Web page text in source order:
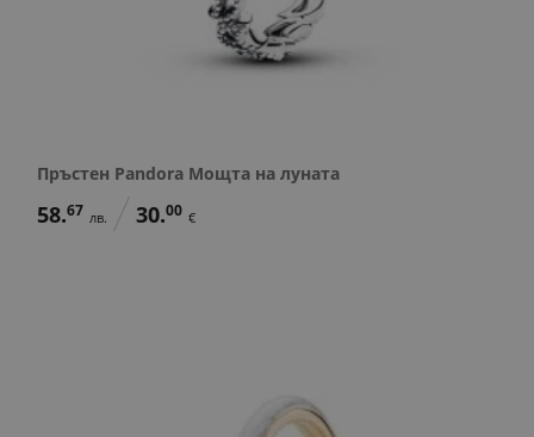
Пръстен Pandora Мощта на луната
58.67 лв. 30.00 €